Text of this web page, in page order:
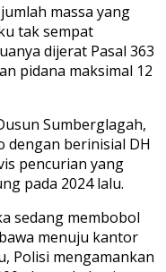
massa yang
tak sempat
dijerat Pasal 363
pidana maksimal 12
Sumberglagah,
dengan berinisial DH
pencurian yang
pada 2024 lalu.
sedang membobol
menuju kantor
Polisi mengamankan